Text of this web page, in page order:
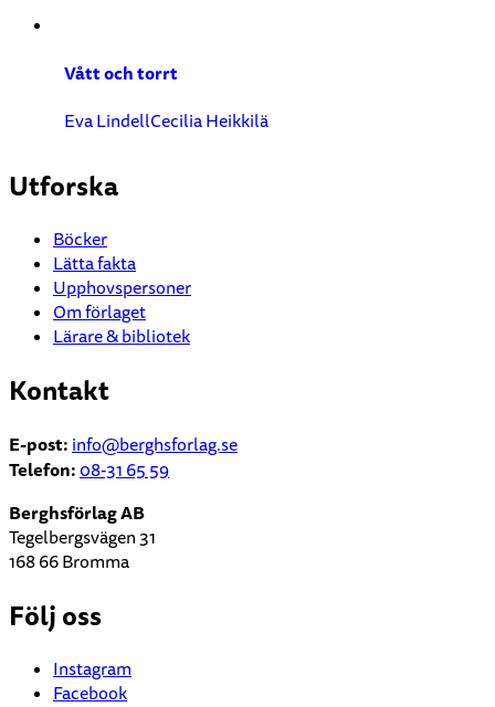
Vått och torrt
Eva LindellCecilia Heikkilä
Utforska
Böcker
Lätta fakta
Upphovspersoner
Om förlaget
Lärare & bibliotek
Kontakt
E-post: info@berghsforlag.se
Telefon:08-31 65 59
Berghsförlag AB
Tegelbergsvägen 31
168 66 Bromma
Följ oss
Instagram
Facebook